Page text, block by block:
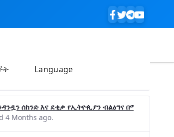
Language
ሰከንድ እና ደቂቃ የኢትዮጲያን ብልፅግና በሚያረጋግጡ
4 Months ago.